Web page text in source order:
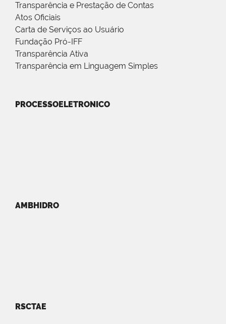
Transparência e Prestação de Contas
Atos Oficiais
Carta de Serviços ao Usuário
Fundação Pró-IFF
Transparência Ativa
Transparência em Linguagem Simples
PROCESSOELETRONICO
AMBHIDRO
RSCTAE